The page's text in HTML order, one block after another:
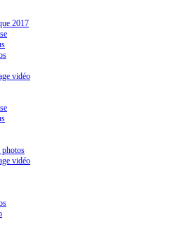
2017
vidéo
photos
vidéo